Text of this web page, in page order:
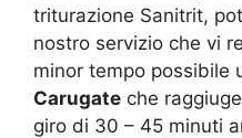
triturazione Sanitrit,
nostro servizio che vi
minor tempo possibile
Carugate che
giro di 30 – 45 minuti